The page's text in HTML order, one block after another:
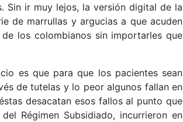
Sin ir muy lejos, la versión digital de la
de marrullas y argucias a que acuden
los colombianos sin importarles que
es que para que los pacientes sean
de tutelas y lo peor algunos fallan en
desacatan esos fallos al punto que
Régimen Subsidiado, incurrieron en